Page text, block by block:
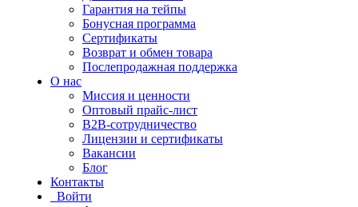
Гарантия на тейпы
Бонусная программа
Сертификаты
Возврат и обмен товара
Послепродажная поддержка
О нас
Миссия и ценности
Оптовый прайс-лист
В2В-сотрудничество
Лицензии и сертификаты
Вакансии
Блог
Контакты
Войти